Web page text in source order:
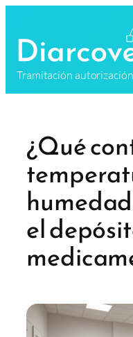
contenido
Tramitación
¿Qué
el